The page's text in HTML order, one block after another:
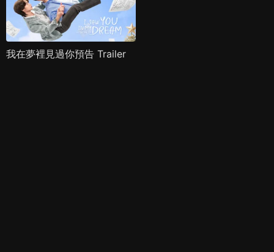
我在夢裡見過你預告 Trailer